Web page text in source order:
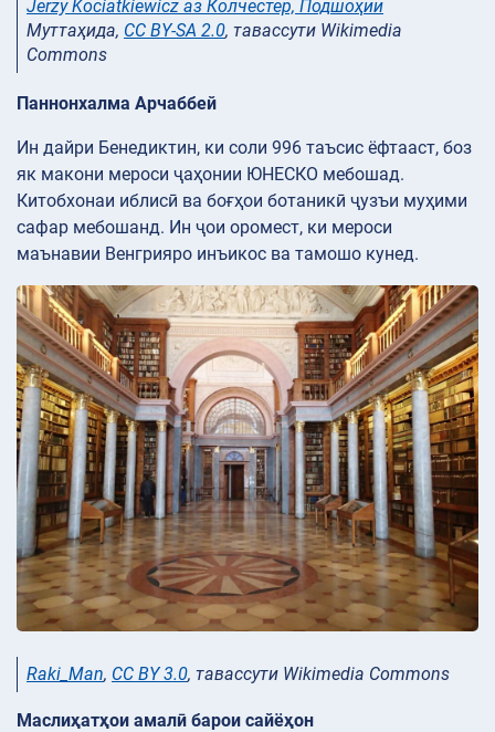
Jerzy Kociatkiewicz аз Колчестер, Подшоҳии
Муттаҳида, CC BY-SA 2.0, тавассути Wikimedia
Commons
Паннонхалма Арчаббей
Ин дайри Бенедиктин, ки соли 996 таъсис ёфтааст, боз
як макони мероси ҷаҳонии ЮНЕСКО мебошад.
Китобхонаи иблисӣ ва боғҳои ботаникӣ ҷузъи муҳими
сафар мебошанд. Ин ҷои оромест, ки мероси
маънавии Венгрияро инъикос ва тамошо кунед.
Raki_Man, CC BY 3.0, тавассути Wikimedia Commons
Маслиҳатҳои амалӣ барои сайёҳон